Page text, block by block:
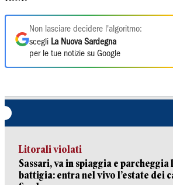
Non lasciare decidere l'algoritmo:
scegli La Nuova Sardegna
per le tue notizie su Google
Litorali violati
Sassari, va in spiaggia e parcheggia
battigia: entra nel vivo l’estate dei